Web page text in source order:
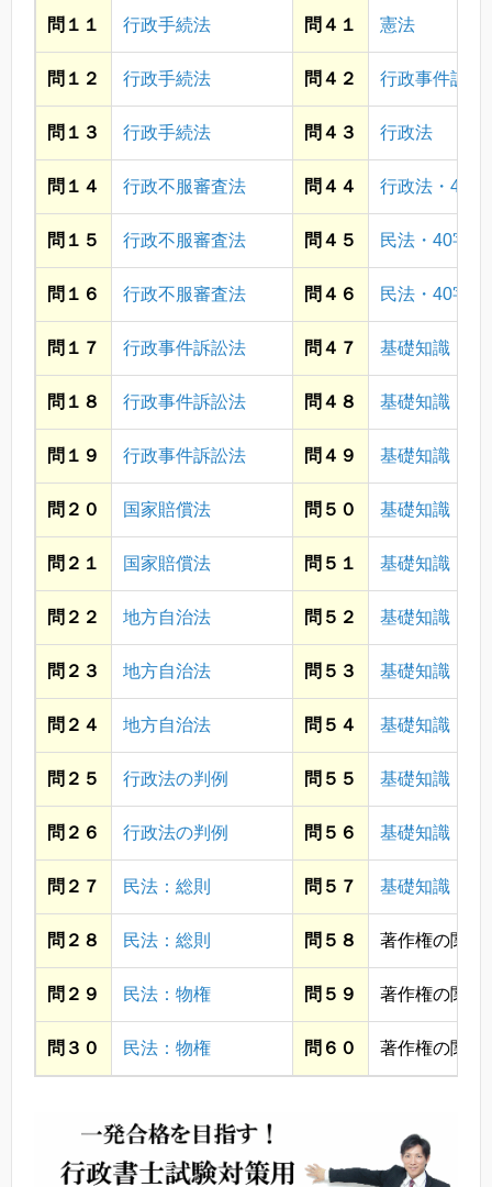
問１１ 行政手続法 問４１ 憲法
問１２ 行政手続法 問４２ 行政事件訴訟
問１３ 行政手続法 問４３ 行政法
問１４ 行政不服審査法 問４４ 行政法・40字
問１５ 行政不服審査法 問４５ 民法・40字
問１６ 行政不服審査法 問４６ 民法・40字
問１７ 行政事件訴訟法 問４７ 基礎知識・社
問１８ 行政事件訴訟法 問４８ 基礎知識・そ
問１９ 行政事件訴訟法 問４９ 基礎知識・社
問２０ 国家賠償法 問５０ 基礎知識・経
問２１ 国家賠償法 問５１ 基礎知識・社
問２２ 地方自治法 問５２ 基礎知識・社
問２３ 地方自治法 問５３ 基礎知識・そ
問２４ 地方自治法 問５４ 基礎知識・社
問２５ 行政法の判例 問５５ 基礎知識・個
問２６ 行政法の判例 問５６ 基礎知識・個
問２７ 民法：総則 問５７ 基礎知識・個
問２８ 民法：総則 問５８ 著作権の関係
問２９ 民法：物権 問５９ 著作権の関係
問３０ 民法：物権 問６０ 著作権の関係